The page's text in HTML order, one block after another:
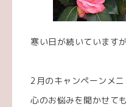
寒い日が続いています
2月のキャンペーンメニ
心のお悩みを聞かせて